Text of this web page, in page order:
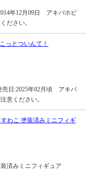
年12月09日 アキバホビ
ださい。
っとついんて！
売日:2025年02月頃 アキバ
意ください。
わこ 塗装済みミニフィギ
済みミニフィギュア